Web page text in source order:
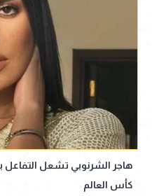
هاجر الشرنوبي تشعل
كأس العالم